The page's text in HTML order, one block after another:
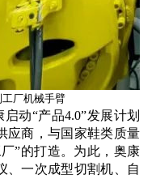
厂机械手臂
动“产品4.0”发展计划
应商，与国家鞋类质量
”的打造。为此，奥康
、一次成型切割机、自